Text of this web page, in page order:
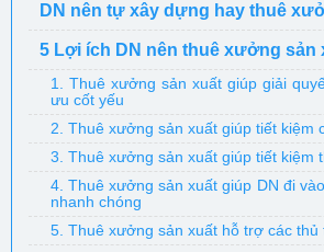
DN nên tự xây dựng hay thuê
5 Lợi ích DN nên thuê xưởng sản
1. Thuê xưởng sản xuất giúp giải
ưu cốt yếu
2. Thuê xưởng sản xuất giúp tiết kiệm
3. Thuê xưởng sản xuất giúp tiết kiệm
4. Thuê xưởng sản xuất giúp DN đi
nhanh chóng
5. Thuê xưởng sản xuất hỗ trợ các thủ